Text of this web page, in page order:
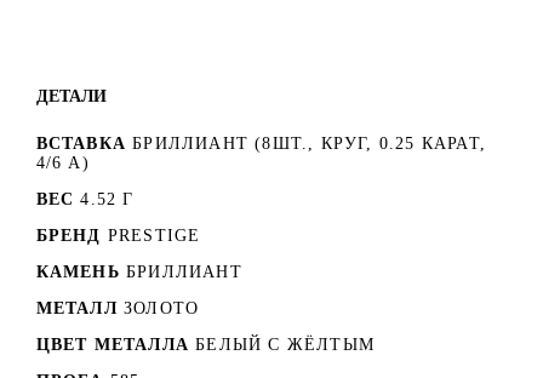
ДЕТАЛИ
ВСТАВКА БРИЛЛИАНТ (8ШТ., КРУГ, 0.25 КАРАТ,
4/6 А)
ВЕС 4.52 Г
БРЕНД PRESTIGE
КАМЕНЬ БРИЛЛИАНТ
МЕТАЛЛ ЗОЛОТО
ЦВЕТ МЕТАЛЛА БЕЛЫЙ C ЖЁЛТЫМ